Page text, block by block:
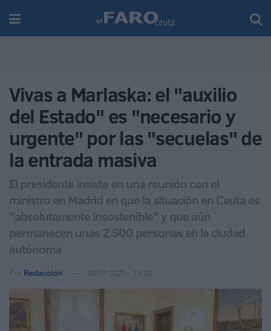
Vivas a Marlaska: el "auxilio
del Estado" es "necesario y
urgente" por las "secuelas" de
la entrada masiva
El presidente insiste en una reunión con el
ministro en Madrid en que la situación en Ceuta es
"absolutamente insostenible" y que aún
permanecen unas 2.500 personas en la ciudad
autónoma
Por Redacción 28/07/2021 - 16:30